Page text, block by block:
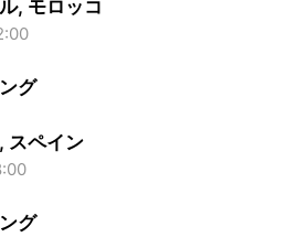
, モロッコ
グ
スペイン
グ